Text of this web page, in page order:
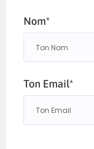
Nom*
Ton Email*